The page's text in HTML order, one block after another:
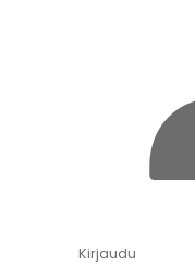
Kirjaudu